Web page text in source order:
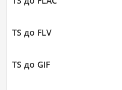
TS до FLV
TS до GIF